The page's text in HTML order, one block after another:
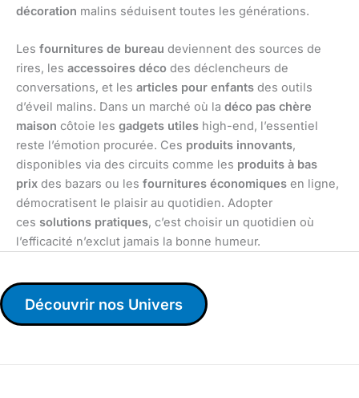
décoration malins séduisent toutes les générations.
Les fournitures de bureau deviennent des sources de
rires, les accessoires déco des déclencheurs de
conversations, et les articles pour enfants des outils
d’éveil malins. Dans un marché où la déco pas chère
maison côtoie les gadgets utiles high-end, l’essentiel
reste l’émotion procurée. Ces produits innovants,
disponibles via des circuits comme les produits à bas
prix des bazars ou les fournitures économiques en ligne,
démocratisent le plaisir au quotidien. Adopter
ces solutions pratiques, c’est choisir un quotidien où
l’efficacité n’exclut jamais la bonne humeur.
Découvrir nos Univers